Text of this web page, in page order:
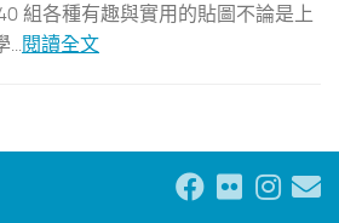
組各種有趣與實用的貼圖不論是上
閱讀全文